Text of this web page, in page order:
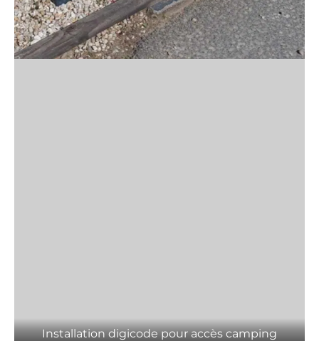
Installation digicode pour accès camping